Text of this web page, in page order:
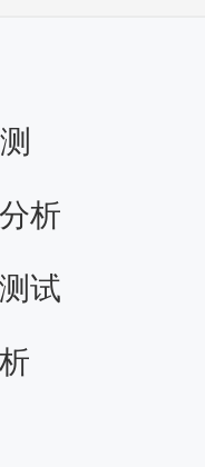
析
试